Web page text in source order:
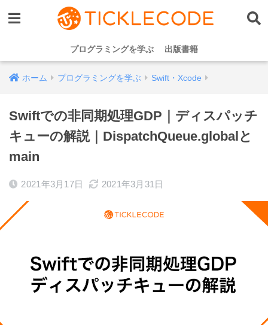
プログラミングを学ぶ 出版書籍
ホーム プログラミングを学ぶ Swift・Xcode
Swiftでの非同期処理GDP｜ディスパッチ
キューの解説｜DispatchQueue.globalと
main
2021年3月17日 2021年3月31日